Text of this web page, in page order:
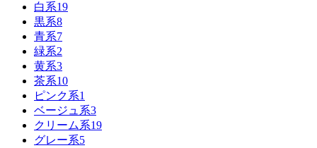
白系19
黒系8
青系7
緑系2
黄系3
茶系10
ピンク系1
ベージュ系3
クリーム系19
グレー系5